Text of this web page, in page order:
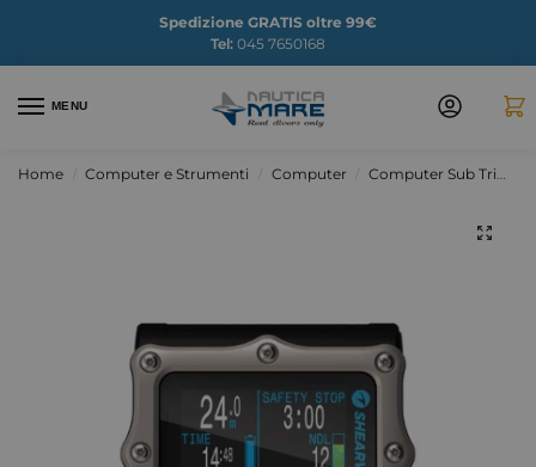
Spedizione GRATIS oltre 99€
Tel: 045 7650168
MENU
Home Computer e Strumenti Computer Computer Sub Trimix & Tecnici